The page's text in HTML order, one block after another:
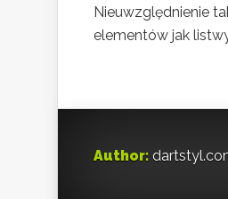
Nieuwzględnienie
elementów jak
Author: